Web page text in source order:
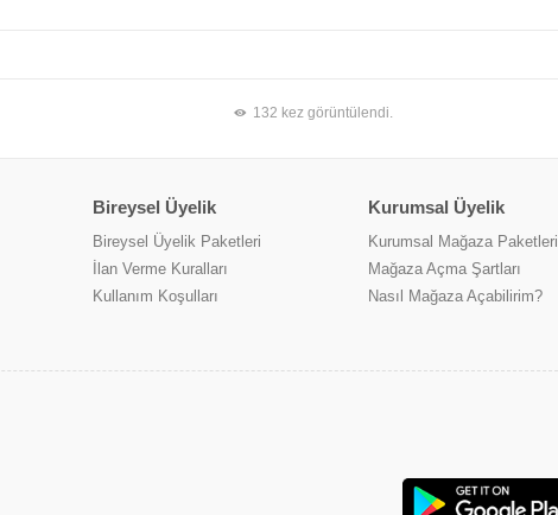
132 kez görüntülendi.
Bireysel Üyelik
Bireysel Üyelik Paketleri
İlan Verme Kuralları
Kullanım Koşulları
Kurumsal Üyelik
Kurumsal Mağaza Paketleri
Mağaza Açma Şartları
Nasıl Mağaza Açabilirim?